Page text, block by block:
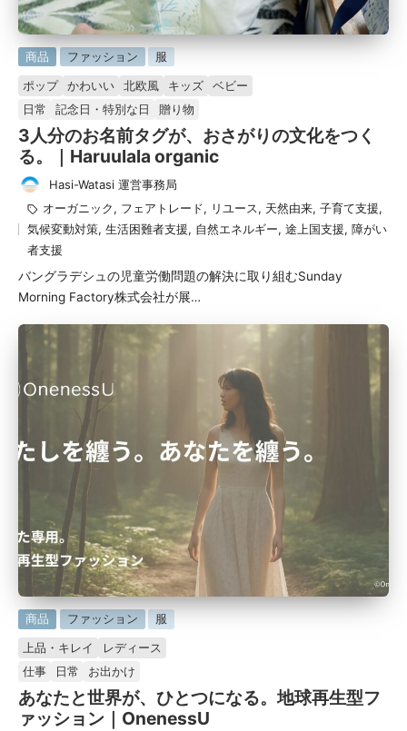
に
載
済
み
商品 ファッション 服
ポップ かわいい 北欧風 キッズ
ベビー
日常
記念日・特別な日 贈り物
3人分のお名前タグが、おさがりの文化をつく
る。｜Haruulala organic
投
稿
者
Hasi-Watasi 運営事務局
タ
グ：
オーガニック, フェアトレード, リユース, 天然由来,子育て支援,
気候変動対策, 生活困難者支援, 自然エネルギー, 途上国支援, 障がい
者支援
バングラデシュの児童労働問題の解決に取り組むSunday
Morning Factory株式会社が展…
に
済
み
商品 ファッション 服
上品・キレイ
レディース
仕事
日常 お出かけ
あなたと世界が、ひとつになる。地球再生型フ
ァッション｜OnenessU